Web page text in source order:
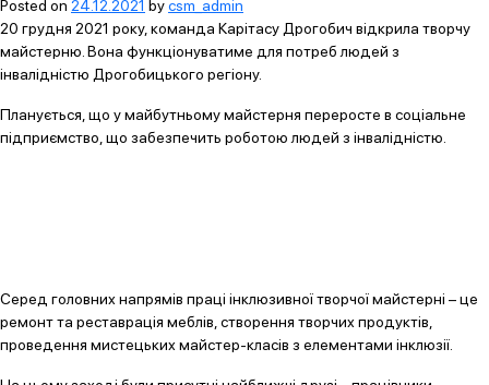
Posted on 24.12.2021 bycsm_admin
20 грудня 2021 року, команда Карітасу Дрогобич відкрила творчу
майстерню. Вона функціонуватиме для потреб людей з
інвалідністю Дрогобицького регіону.
Планується, що у майбутньому майстерня переросте в соціальне
підприємство, що забезпечить роботою людей з інвалідністю.
Серед головних напрямів праці інклюзивної творчої майстерні – це
ремонт та реставрація меблів, створення творчих продуктів,
проведення мистецьких майстер-класів з елементами інклюзії.